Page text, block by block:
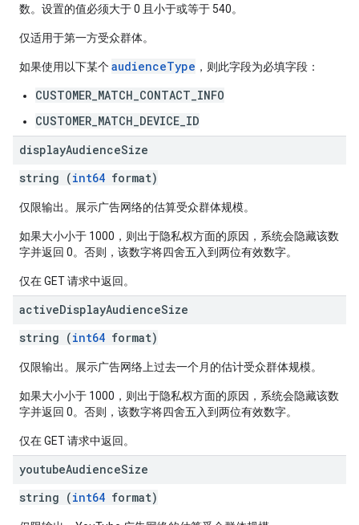
数。设置的值必须大于 0 且小于或等于 540。
仅适用于第一方受众群体。
如果使用以下某个audienceType ，则此字段为必填字段：
CUSTOMER_MATCH_CONTACT_INFO
CUSTOMER_MATCH_DEVICE_ID
displayAudienceSize
string (int64 format)
仅限输出。展示广告网络的估算受众群体规模。
如果大小小于 1000，则出于隐私权方面的原因，系统会隐藏该数
字并返回 0。否则，该数字将四舍五入到两位有效数字。
仅在 GET 请求中返回。
activeDisplayAudienceSize
string (int64 format)
仅限输出。展示广告网络上过去一个月的估计受众群体规模。
如果大小小于 1000，则出于隐私权方面的原因，系统会隐藏该数
字并返回 0。否则，该数字将四舍五入到两位有效数字。
仅在 GET 请求中返回。
youtubeAudienceSize
string (int64 format)